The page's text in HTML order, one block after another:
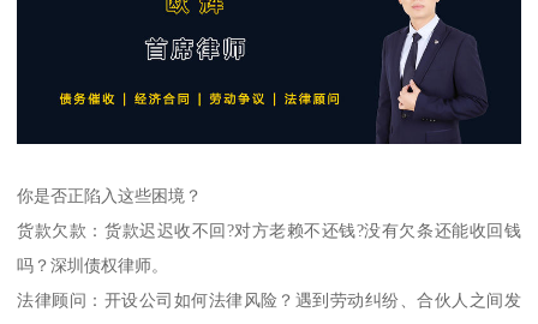
你是否正陷入这些困境？
货款欠款：货款迟迟收不回?对方老赖不还钱?没有欠条还能收回钱
吗？深圳债权律师。
法律顾问：开设公司如何法律风险？遇到劳动纠纷、合伙人之间发